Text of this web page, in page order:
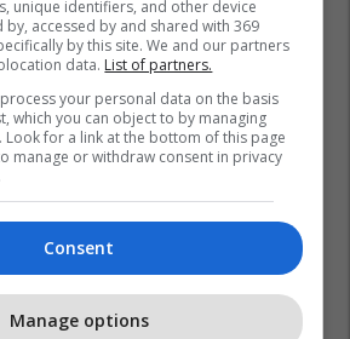
unique identifiers, and other device
by, accessed by and shared with 369
by this site. We and our partners
data. List of partners.
your personal data on the basis
which you can object to by managing
for a link at the bottom of this page
manage or withdraw consent in privacy
Consent
Manage options